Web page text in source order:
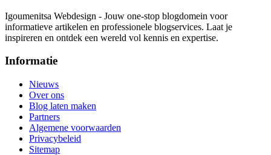
Igoumenitsa Webdesign - Jouw one-stop blogdomein voor
informatieve artikelen en professionele blogservices. Laat je
inspireren en ontdek een wereld vol kennis en expertise.
Informatie
Nieuws
Over ons
Blog laten maken
Partners
Algemene voorwaarden
Privacybeleid
Sitemap